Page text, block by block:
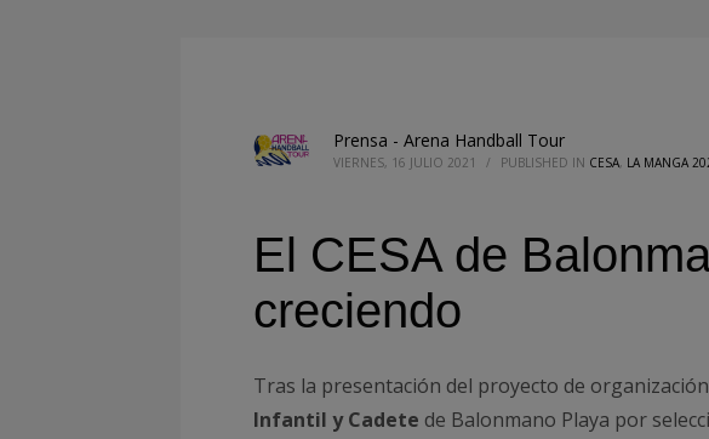
Prensa - Arena Handball Tour
VIERNES, 16 JULIO 2021 / PUBLISHED IN CESA, LA MANGA
El CESA de
creciendo
Tras la presentación del proyecto de
Infantil y Cadete de Balonmano Playa por